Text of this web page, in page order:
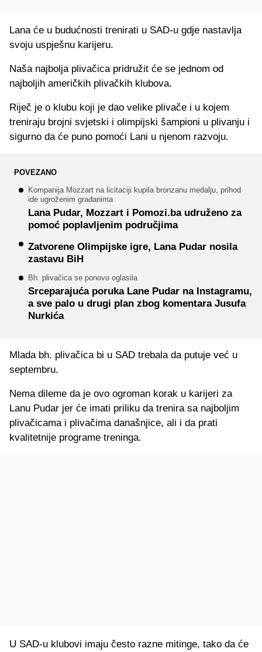
Lana će u budućnosti trenirati u SAD-u gdje nastavlja
svoju uspješnu karijeru.
Naša najbolja plivačica pridružit će se jednom od
najboljih američkih plivačkih klubova.
Riječ je o klubu koji je dao velike plivače i u kojem
treniraju brojni svjetski i olimpijski šampioni u plivanju i
sigurno da će puno pomoći Lani u njenom razvoju.
POVEZANO
Kompanija Mozzart na licitaciji kupila bronzanu medalju, prihod
ide ugroženim građanima
Lana Pudar, Mozzart i Pomozi.ba udruženo za
pomoć poplavljenim područjima
Zatvorene Olimpijske igre, Lana Pudar nosila
zastavu BiH
Bh. plivačica se ponovo oglasila
Srceparajuća poruka Lane Pudar na Instagramu,
a sve palo u drugi plan zbog komentara Jusufa
Nurkića
Mlada bh. plivačica bi u SAD trebala da putuje već u
septembru.
Nema dileme da je ovo ogroman korak u karijeri za
Lanu Pudar jer će imati priliku da trenira sa najboljim
plivačicama i plivačima današnjice, ali i da prati
kvalitetnije programe treninga.
U SAD-u klubovi imaju često razne mitinge, tako da će